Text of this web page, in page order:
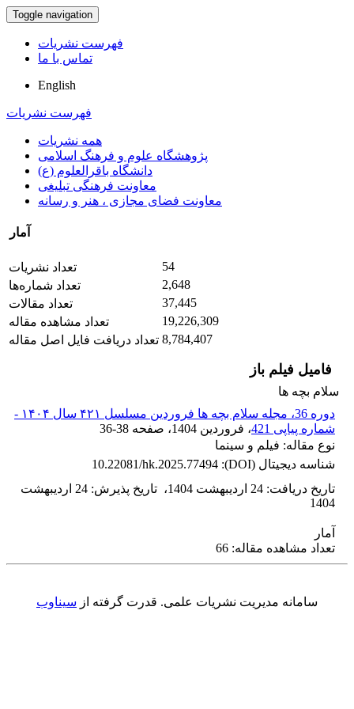
Toggle navigation
فهرست نشریات
تماس با ما
English
فهرست نشریات
همه نشریات
پژوهشگاه علوم و فرهنگ اسلامی
دانشگاه باقرالعلوم (ع)
معاونت فرهنگی تبلیغی
معاونت فضای مجازی ، هنر و رسانه
آمار
تعداد نشریات
54
تعداد شماره‌ها
2,648
تعداد مقالات
37,445
تعداد مشاهده مقاله
19,226,309
تعداد دریافت فایل اصل مقاله 8,784,407
فامیل فیلم باز
سلام بچه ها
دوره 36، مجله سلام بچه ها فروردین مسلسل ۴۲۱ سال ۱۴۰۴ -
شماره پیاپی 421
، فروردین 1404 ، صفحه 36-38
نوع مقاله: فیلم و سینما
شناسه دیجیتال (DOI):
10.22081/hk.2025.77494
تاریخ دریافت: 24 اردیبهشت 1404 ، تاریخ پذیرش:
24 اردیبهشت
1404
آمار
تعداد مشاهده مقاله: 66
سامانه مدیریت نشریات علمی. قدرت گرفته از سیناوب